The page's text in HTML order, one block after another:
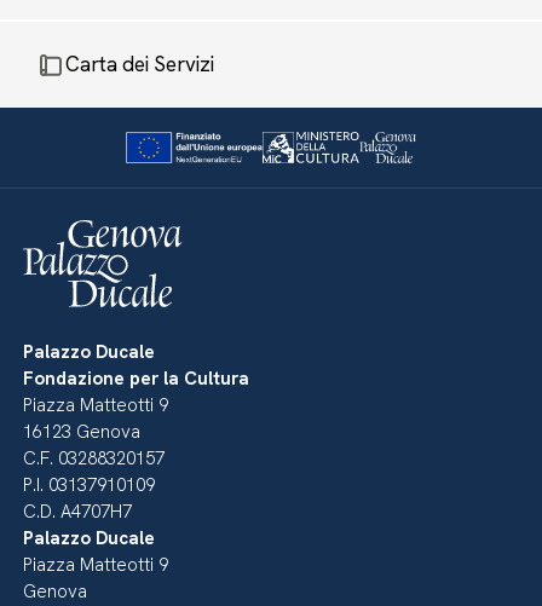
Carta dei Servizi
Palazzo Ducale
Fondazione per la Cultura
Piazza Matteotti 9
16123 Genova
C.F. 03288320157
P.I. 03137910109
C.D. A4707H7
Palazzo Ducale
Piazza Matteotti 9
Genova